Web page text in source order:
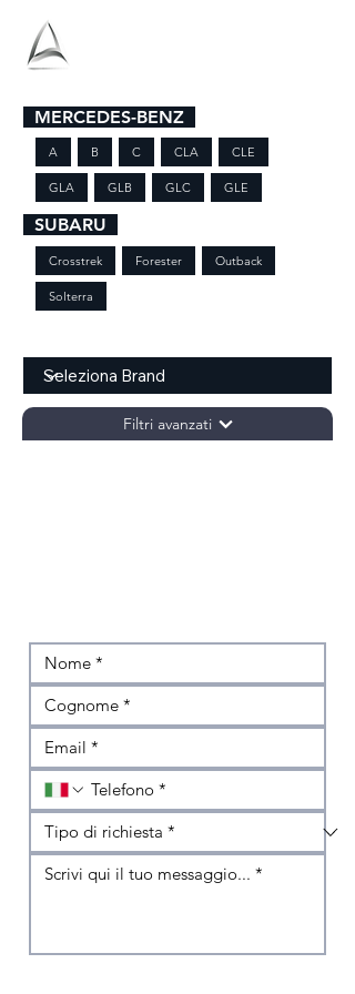
MERCEDES-BENZ
A B C CLA CLE
GLA GLB GLC GLE
SUBARU
Crosstrek Forester Outback
Solterra
Filtri avanzati